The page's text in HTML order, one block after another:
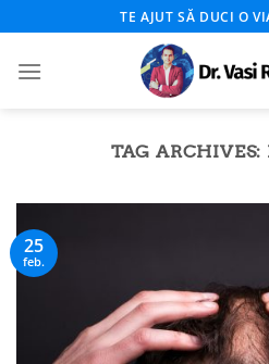
to
content
TE AJUT SĂ DUCI O
TAG ARCHIVES:
25
feb.